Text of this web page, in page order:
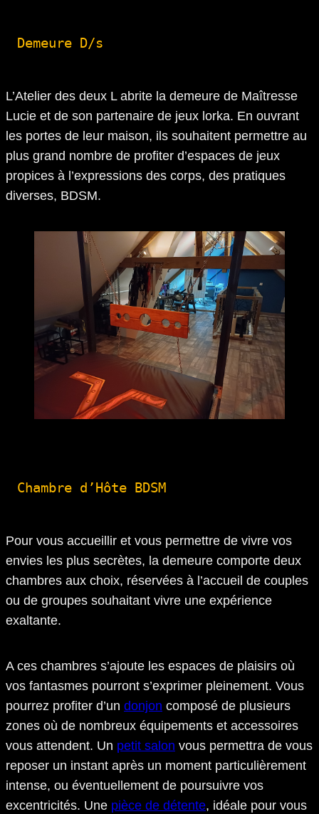
Demeure D/s
L’Atelier des deux L abrite la demeure de Maîtresse
Lucie et de son partenaire de jeux lorka. En ouvrant
les portes de leur maison, ils souhaitent permettre au
plus grand nombre de profiter d’espaces de jeux
propices à l’expressions des corps, des pratiques
diverses, BDSM.
Chambre d’Hôte BDSM
Pour vous accueillir et vous permettre de vivre vos
envies les plus secrètes, la demeure comporte deux
chambres aux choix, réservées à l’accueil de couples
ou de groupes souhaitant vivre une expérience
exaltante.
A ces chambres s’ajoute les espaces de plaisirs où
vos fantasmes pourront s’exprimer pleinement. Vous
pourrez profiter d’un donjon composé de plusieurs
zones où de nombreux équipements et accessoires
vous attendent. Un petit salon vous permettra de vous
reposer un instant après un moment particulièrement
intense, ou éventuellement de poursuivre vos
excentricités. Une pièce de détente, idéale pour vous